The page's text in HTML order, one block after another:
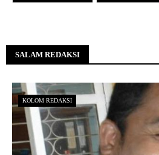
SALAM REDAKSI
KOLOM REDAKSI